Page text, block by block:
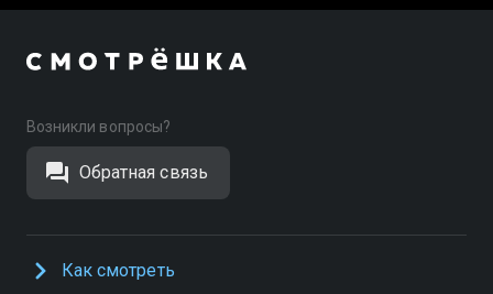
Возникли вопросы?
Обратная связь
Как смотреть